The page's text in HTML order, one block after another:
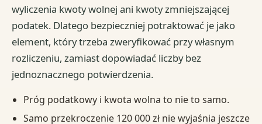
wyliczenia kwoty wolnej ani kwoty zmniejszającej
podatek. Dlatego bezpieczniej potraktować je jako
element, który trzeba zweryfikować przy własnym
rozliczeniu, zamiast dopowiadać liczby bez
jednoznacznego potwierdzenia.
Próg podatkowy i kwota wolna to nie to samo.
Samo przekroczenie 120 000 zł nie wyjaśnia jeszcze